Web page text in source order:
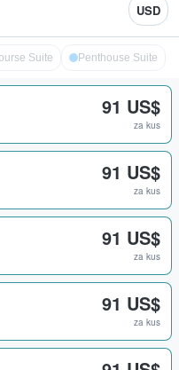
USD
Suite Penthouse Suite
91 US$
za kus
91 US$
za kus
91 US$
za kus
91 US$
za kus